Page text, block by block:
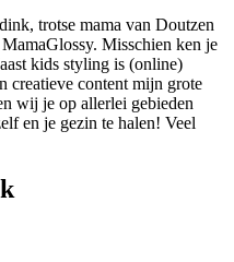
trotse mama van Doutzen
Misschien ken je
kids styling is (online)
creatieve content mijn grote
wij je op allerlei gebieden
en je gezin te halen! Veel